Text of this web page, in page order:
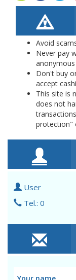
Avoid
Never pay
Don't buy
accept
This site is
does not
protection"
User
Tel.: 0